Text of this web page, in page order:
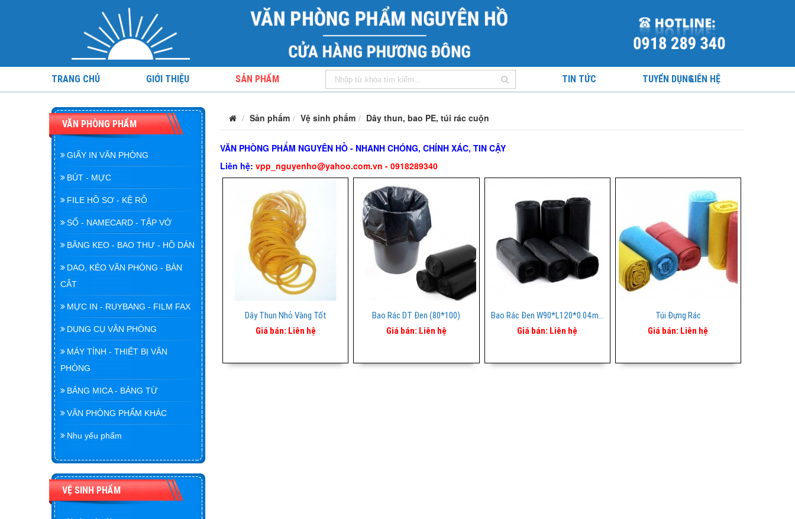
TRANG CHỦ GIỚI THIỆU SẢN PHẨM TIN TỨC TUYỂN DỤNGLIÊN HỆ
VĂN PHÒNG PHẨM
GIẤY IN VĂN PHÒNG
BÚT - MỰC
FILE HỒ SƠ - KỆ RỖ
SỔ - NAMECARD - TẬP VỞ
BĂNG KEO - BAO THƯ - HỒ DÁN
DAO, KÉO VĂN PHÒNG - BÀN
CẮT
MỰC IN - RUYBANG - FILM FAX
DỤNG CỤ VĂN PHÒNG
MÁY TÍNH - THIẾT BỊ VĂN
PHÒNG
BẢNG MICA - BẢNG TỪ
VĂN PHÒNG PHẨM KHÁC
Nhu yếu phẩm
VỆ SINH PHẨM
Sản phẩm Vệ sinh phẩm Dây thun, bao PE, túi rác cuộn
VĂN PHÒNG PHẨM NGUYÊN HỒ - NHANH CHÓNG, CHÍNH XÁC, TIN CẬY
Liên hệ: vpp_nguyenho@yahoo.com.vn - 0918289340
Dây Thun Nhỏ Vàng Tốt
Giá bán: Liên hệ
Bao Rác DT Đen (80*100)
Giá bán: Liên hệ
Giá bán: Liên hệ
Túi Đựng Rác
Giá bán: Liên hệ